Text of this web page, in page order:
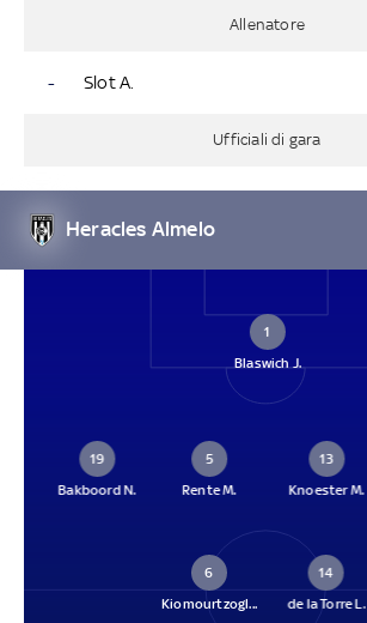
Allenatore
- Slot A.
Ufficiali di gara
Heracles Almelo
1
Blaswich J.
19
Bakboord N.
5
Rente M.
13
Knoester M.
6
Kiomourtzogl...
14
de la Torre L.